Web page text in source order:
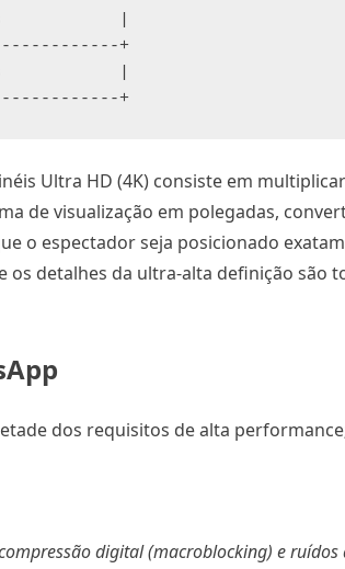
|
+
|
Ultra HD (4K) consiste em
de visualização em polegadas,
o espectador seja posicionado
os detalhes da ultra-alta definição são
dos requisitos de alta
digital (macroblocking) e ruídos